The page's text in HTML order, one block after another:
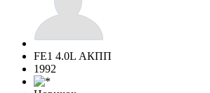
FE1 4.0L АКПП
1992